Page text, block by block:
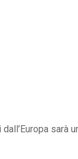
sarà